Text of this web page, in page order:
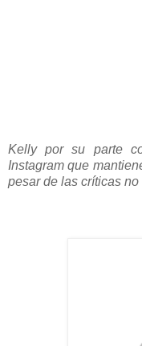
Kelly por su parte
Instagram que
pesar de las críticas